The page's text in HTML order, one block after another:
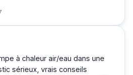
à chaleur air/eau dans une
sérieux, vrais conseils